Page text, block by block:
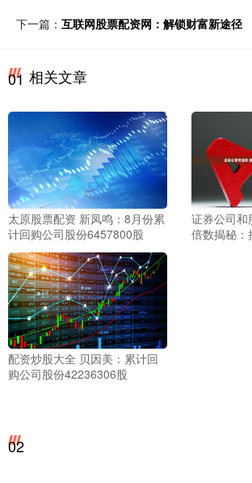
下一篇： 互联网股票配资网：解锁财富新途径
01 相关文章
太原股票配资 新凤鸣：8月份累
计回购公司股份6457800股
证券公司和
倍数揭秘：
配资炒股大全 贝因美：累计回
购公司股份42236306股
02